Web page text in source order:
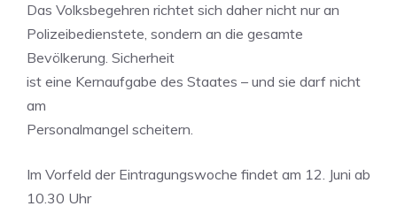
Das Volksbegehren richtet sich daher nicht nur an
Polizeibedienstete, sondern an die gesamte
Bevölkerung. Sicherheit
ist eine Kernaufgabe des Staates – und sie darf nicht
am
Personalmangel scheitern.
Im Vorfeld der Eintragungswoche findet am 12. Juni ab
10.30 Uhr